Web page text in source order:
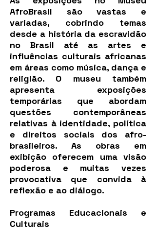
AfroBrasil são vastas e
variadas, cobrindo temas
desde a história da escravidão
no Brasil até as artes e
influências culturais africanas
em áreas como música, dança e
religião. O museu também
apresenta exposições
temporárias que abordam
questões contemporâneas
relativas à identidade, política
e direitos sociais dos afro-
brasileiros. As obras em
exibição oferecem uma visão
poderosa e muitas vezes
provocativa que convida à
reflexão e ao diálogo.
Programas Educacionais e
Culturais